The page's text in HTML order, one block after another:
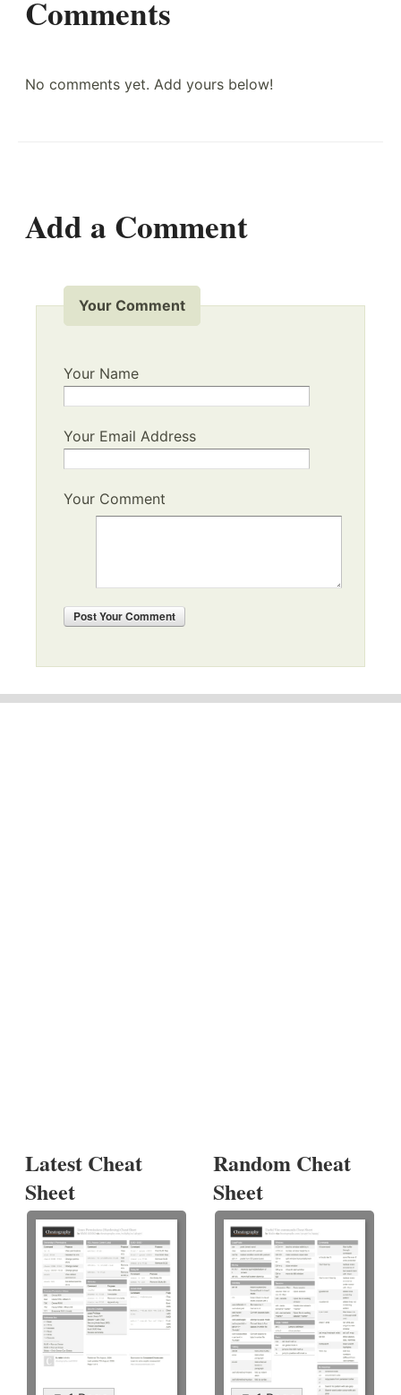
Comments
No comments yet. Add yours below!
Add a Comment
Your Comment
Your Name
Your Email Address
Your Comment
PostYour Comment
Latest Cheat
Sheet
Random Cheat
Sheet